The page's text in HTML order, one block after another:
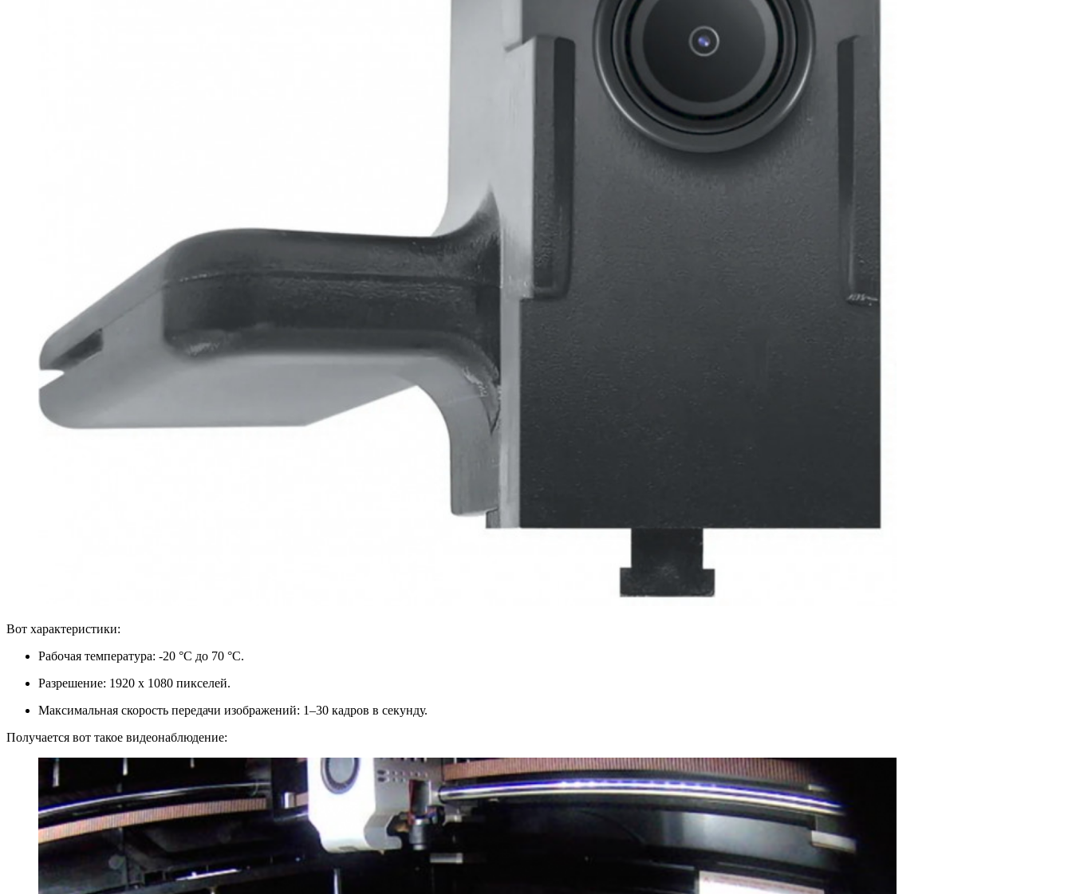
Вот характеристики:
Рабочая температура: -20 °C до 70 °C.
Разрешение: 1920 x 1080 пикселей.
Максимальная скорость передачи изображений: 1–30 кадров в секунду.
Получается вот такое видеонаблюдение: